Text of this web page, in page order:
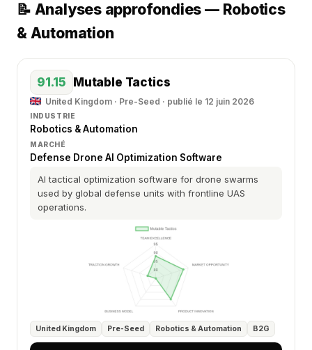
📝 Analyses approfondies — Robotics
& Automation
91.15 Mutable Tactics
United Kingdom · Pre-Seed · publié le 12 juin 2026
INDUSTRIE
Robotics & Automation
MARCHÉ
Defense Drone AI Optimization Software
AI tactical optimization software for drone swarms
used by global defense units with frontline UAS
operations.
United Kingdom Pre-Seed Robotics & Automation B2G